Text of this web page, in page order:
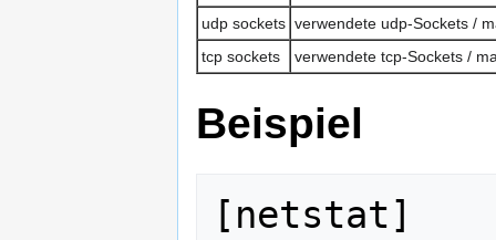
udp sockets verwendete udp-Sockets /
tcp sockets
verwendete tcp-Sockets /
Beispiel
[netstat]